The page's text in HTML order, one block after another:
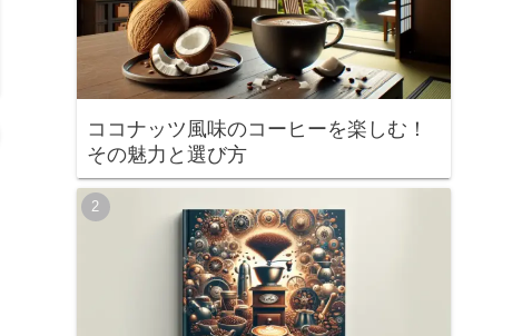
ココナッツ風味のコーヒーを楽しむ！
その魅力と選び方